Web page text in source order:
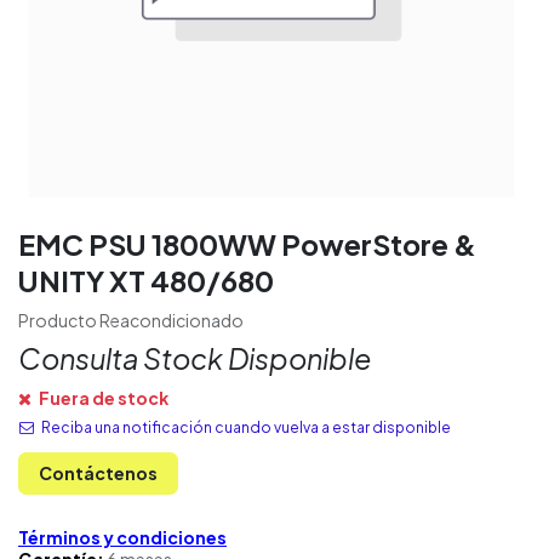
EMC PSU 1800WW PowerStore &
UNITY XT 480/680
Producto Reacondicionado
Consulta Stock Disponible
Fuera de stock
Reciba una notificación cuando vuelva a estar disponible
Contáctenos
Términos y condiciones